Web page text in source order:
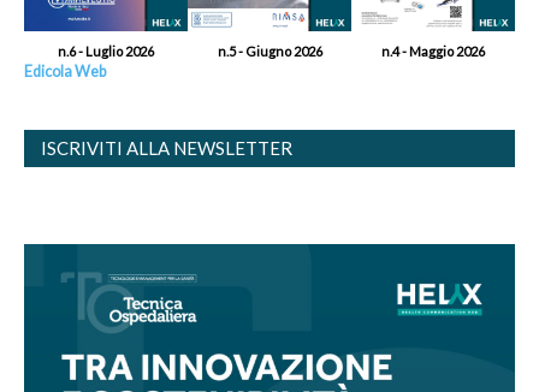
n.6 - Luglio 2026 n.5 - Giugno 2026 n.4 - Maggio 2026
Edicola Web
ISCRIVITI ALLA NEWSLETTER